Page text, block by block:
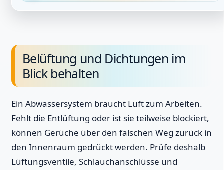
Belüftung und Dichtungen im
Blick behalten
Ein Abwassersystem braucht Luft zum Arbeiten.
Fehlt die Entlüftung oder ist sie teilweise blockiert,
können Gerüche über den falschen Weg zurück in
den Innenraum gedrückt werden. Prüfe deshalb
Lüftungsventile, Schlauchanschlüsse und